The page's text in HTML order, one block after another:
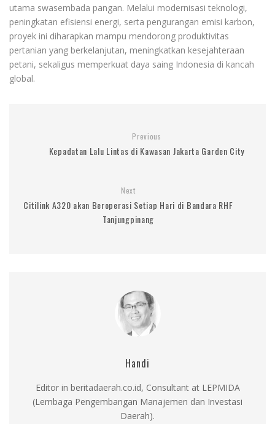
utama swasembada pangan. Melalui modernisasi teknologi,
peningkatan efisiensi energi, serta pengurangan emisi karbon,
proyek ini diharapkan mampu mendorong produktivitas
pertanian yang berkelanjutan, meningkatkan kesejahteraan
petani, sekaligus memperkuat daya saing Indonesia di kancah
global.
Previous
Kepadatan Lalu Lintas di Kawasan Jakarta Garden City
Next
Citilink A320 akan Beroperasi Setiap Hari di Bandara RHF
Tanjungpinang
Handi
Editor in beritadaerah.co.id, Consultant at LEPMIDA
(Lembaga Pengembangan Manajemen dan Investasi
Daerah).